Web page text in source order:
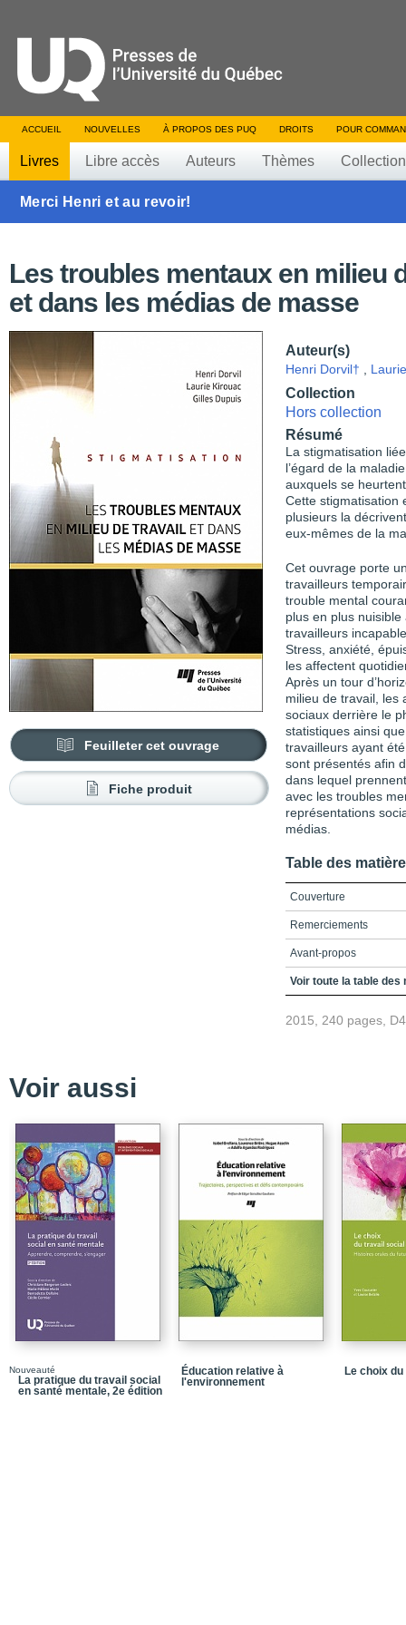
ACCUEIL NOUVELLES À PROPOS DES PUQ DROITS POUR
Livres Libre accès Auteurs Thèmes
Merci Henri et au revoir!
Les troubles mentaux en milieu
et dans les médias de masse
Feuilleter cet ouvrage
Fiche produit
Auteur(s)
Henri Dorvil†
Collection
Hors collection
Résumé
La stigmatisation
l’égard de la
auxquels se
Cette stigmatisation
plusieurs la
eux-mêmes de la
Cet ouvrage porte
travailleurs
trouble mental
plus en plus
travailleurs
Stress, anxiété,
les affectent
Après un tour
milieu de travail, les
sociaux derrière le
statistiques ainsi
travailleurs ayant
sont présentés afin
dans lequel
avec les troubles
représentations
médias.
Table des
Couverture
Remerciements
Avant-propos
Table des matières
Partie 1 - Les
Chapitre 3 - Entre les
Chapitre 4 - La prise
malade du travail et
des travailleurs de
Partie 2 - Les
Voir toute la table des
2015, 240 pages,
Voir aussi
Nouveauté
La pratique du travail social
en santé mentale, 2e édition
Éducation relative à
l'environnement
Le choix